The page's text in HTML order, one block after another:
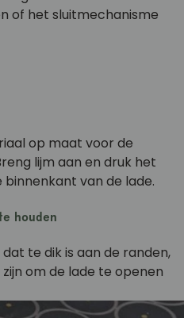
of het sluitmechanisme
op maat voor de
lijm aan en druk het
van de lade.
houden
te dik is aan de randen,
om de lade te openen